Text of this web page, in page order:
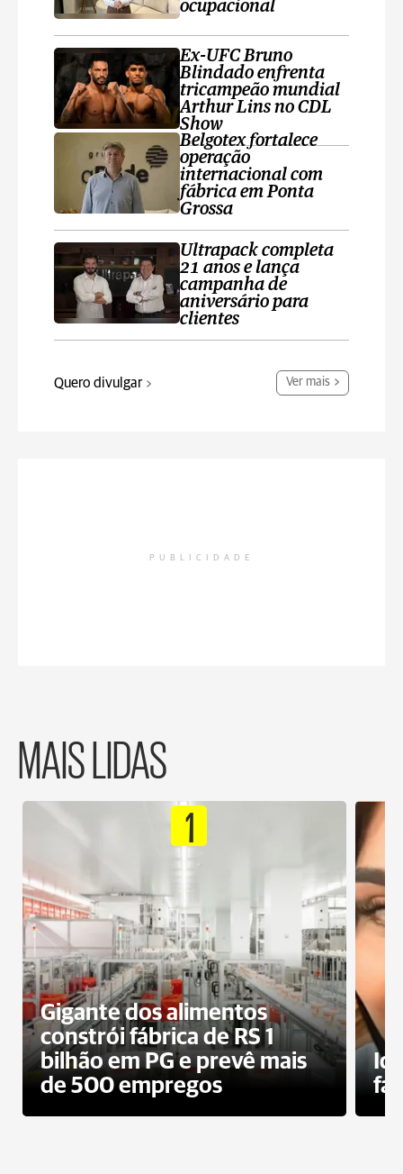
ocupacional
Ex-UFC Bruno
Blindado enfrenta
tricampeão mundial
Arthur Lins no CDL
Show
Belgotex fortalece
operação
internacional com
fábrica em Ponta
Grossa
Ultrapack completa
21 anos e lança
campanha de
aniversário para
clientes
Quero divulgar Ver mais
PUBLICIDADE
MAIS LIDAS
1
Gigante dos alimentos
constrói fábrica de RS 1
bilhão em PG e prevê mais
de 500 empregos